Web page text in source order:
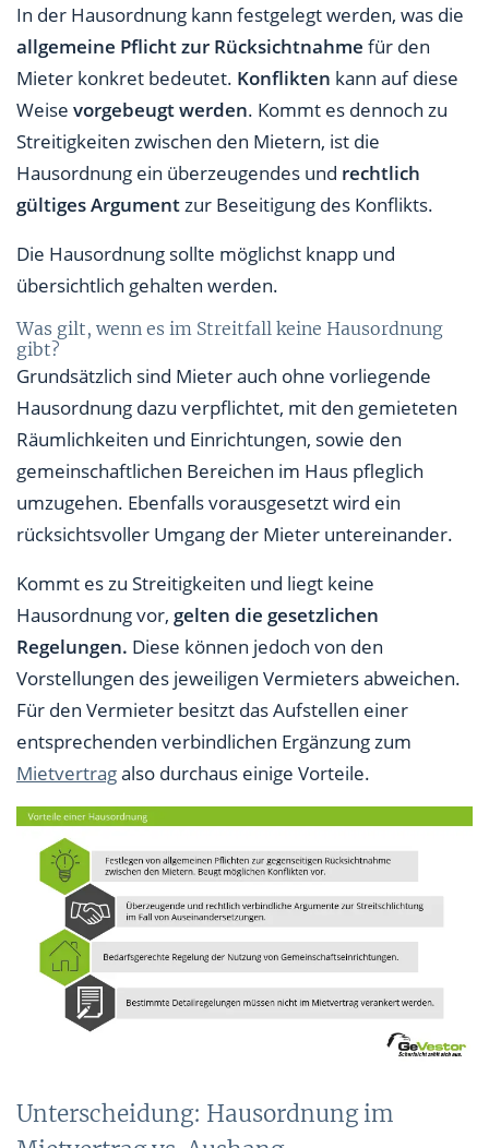
In der Hausordnung kann festgelegt werden, was die
allgemeine Pflicht zur Rücksichtnahme für den
Mieter konkret bedeutet. Konflikten kann auf diese
Weise vorgebeugt werden. Kommt es dennoch zu
Streitigkeiten zwischen den Mietern, ist die
Hausordnung ein überzeugendes und rechtlich
gültiges Argumentzur Beseitigung des Konflikts.
Die Hausordnung sollte möglichst knapp und
übersichtlich gehalten werden.
Was gilt, wenn es im Streitfall keine Hausordnung
gibt?
Grundsätzlich sind Mieter auch ohne vorliegende
Hausordnung dazu verpflichtet, mit den gemieteten
Räumlichkeiten und Einrichtungen, sowie den
gemeinschaftlichen Bereichen im Haus pfleglich
umzugehen. Ebenfalls vorausgesetzt wird ein
rücksichtsvoller Umgang der Mieter untereinander.
Kommt es zu Streitigkeiten und liegt keine
Hausordnung vor, gelten die gesetzlichen
Regelungen. Diese können jedoch von den
Vorstellungen des jeweiligen Vermieters abweichen.
Für den Vermieter besitzt das Aufstellen einer
entsprechenden verbindlichen Ergänzung zum
Mietvertragalso durchaus einige Vorteile.
Unterscheidung: Hausordnung im